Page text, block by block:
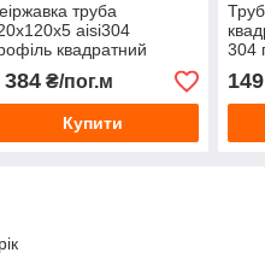
труба
aisi304
квадратний
384₴/пог.м
Купити
304
149